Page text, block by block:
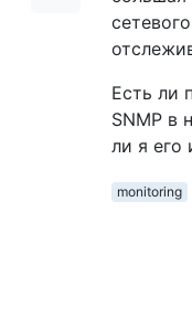
Есть ли
SNMP в
ли я его
monitoring